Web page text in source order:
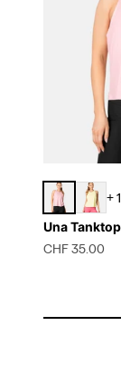
+
Una Tanktop
Angebot
CHF 35.00